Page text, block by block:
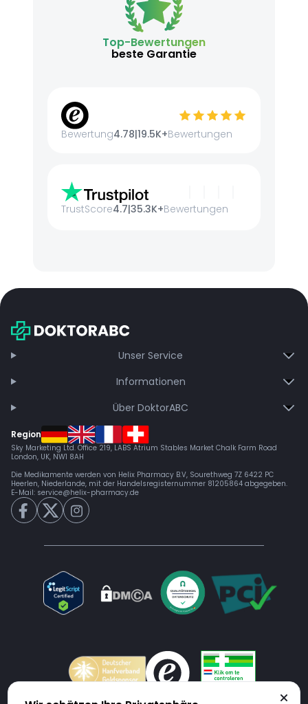
Top-Bewertungen
beste Garantie
Bewertung4.78|19.5K+Bewertungen
TrustScore4.7|35.3K+Bewertungen
Unser Service
Informationen
Über DoktorABC
Region
Sky Marketing Ltd. Office 219, LABS Atrium Stables Market Chalk Farm Road
London, UK, NW1 8AH
Die Medikamente werden von Helix Pharmacy B.V, Sourethweg 7Z 6422 PC
Heerlen, Niederlande, mit der Handelsregisternummer 81205864 abgegeben.
E-Mail: service@helix-pharmacy.de